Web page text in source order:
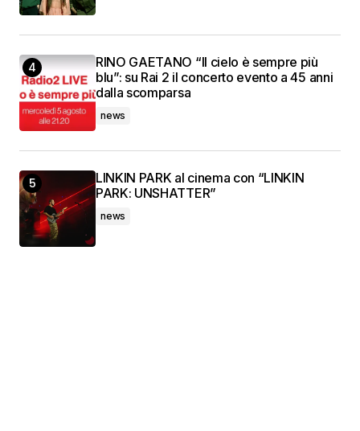
RINO GAETANO “Il cielo è sempre più
blu”: su Rai 2 il concerto evento a 45 anni
dalla scomparsa
news
LINKIN PARK al cinema con “LINKIN
PARK: UNSHATTER”
news